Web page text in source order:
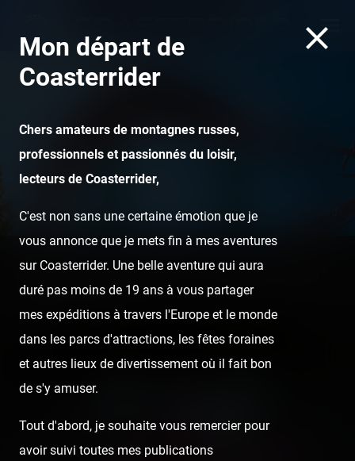
Condor - Walibi Holland
Home Posts Instant pictures Coasterrider vous souhaite
une bonne année 2021 !
Mon départ de
Coasterrider
Chers amateurs de montagnes russes,
professionnels et passionnés du loisir,
lecteurs de Coasterrider,
C'est non sans une certaine émotion que je
vous annonce que je mets fin à mes aventures
sur Coasterrider. Une belle aventure qui aura
duré pas moins de 19 ans à vous partager
mes expéditions à travers l'Europe et le monde
dans les parcs d'attractions, les fêtes foraines
et autres lieux de divertissement où il fait bon
de s'y amuser.
Tout d'abord, je souhaite vous remercier pour
avoir suivi toutes mes publications